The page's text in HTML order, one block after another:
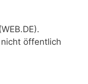
öffentlich